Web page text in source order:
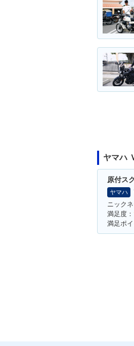
2009年
チェンジ
ヤマハ
原付ス
ヤマハ
ニック
満足度：